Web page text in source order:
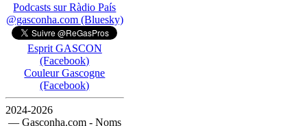
Podcasts sur Ràdio País
@gasconha.com (Bluesky)
Esprit GASCON
(Facebook)
Couleur Gascogne
(Facebook)
2024-2026
— Gasconha.com - Noms